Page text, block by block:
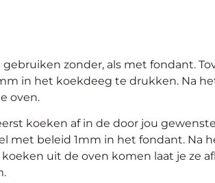
zonder, als met fondant.
in het koekdeeg te drukken. Na
oven.
koeken af in de door jou
met beleid 1mm in het fondant. Na
uit de oven komen laat je ze